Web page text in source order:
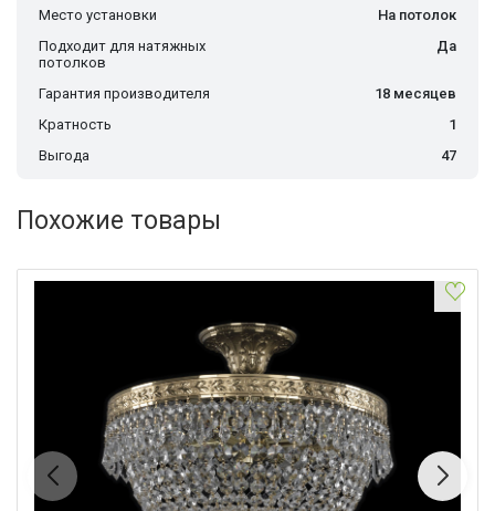
Место установки
На потолок
Подходит для натяжных
потолков
Да
Гарантия производителя
18 месяцев
Кратность
1
Выгода
47
Похожие товары